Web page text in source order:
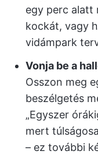
egy perc alatt
kockát, vagy
vidámpark
Vonja be a
Osszon meg
beszélgetés
„Egyszer
mert
– ez további